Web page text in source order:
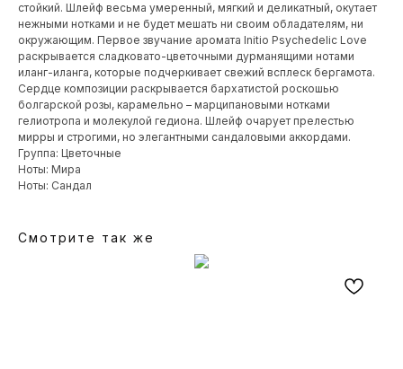
стойкий. Шлейф весьма умеренный, мягкий и деликатный, окутает
нежными нотками и не будет мешать ни своим обладателям, ни
окружающим. Первое звучание аромата Initio Psychedelic Love
раскрывается сладковато-цветочными дурманящими нотами
иланг-иланга, которые подчеркивает свежий всплеск бергамота.
Сердце композиции раскрывается бархатистой роскошью
болгарской розы, карамельно – марципановыми нотками
гелиотропа и молекулой гедиона. Шлейф очарует прелестью
мирры и строгими, но элегантными сандаловыми аккордами.
Группа: Цветочные
Ноты: Мира
Ноты: Сандал
Смотрите так же